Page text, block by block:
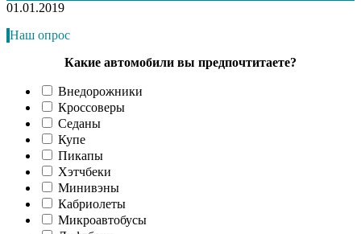
01.01.2019
Наш опрос
Какие автомобили вы предпочтитаете?
Внедорожники
Кроссоверы
Седаны
Купе
Пикапы
Хэтчбеки
Минивэны
Кабриолеты
Микроавтобусы